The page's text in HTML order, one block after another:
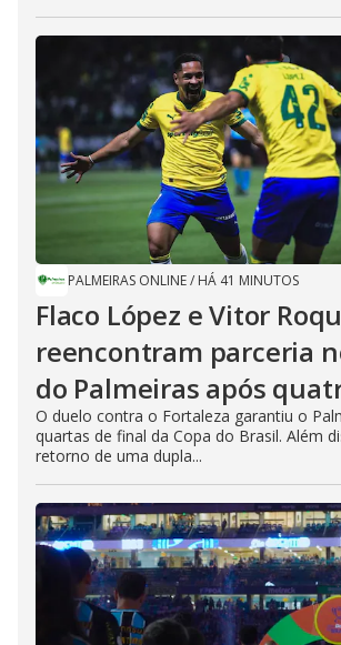
PALMEIRAS ONLINE/ HÁ 41 MINUTOS
Flaco López e Vitor
reencontram parceria
do Palmeiras após
O duelo contra o Fortaleza garantiu o
quartas de final da Copa do Brasil. Além
retorno de uma dupla...